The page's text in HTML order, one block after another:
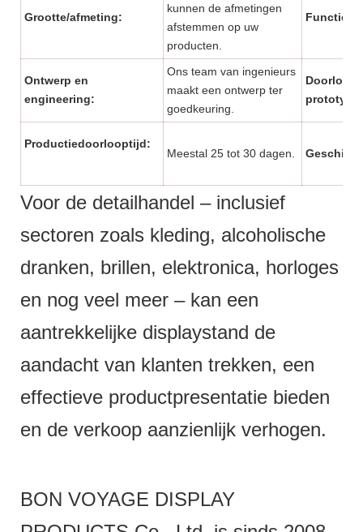
Grootte/afmeting:
kunnen de afmetingen
afstemmen op uw
producten.
Functie:
Ontwerp en
engineering:
Ons team van ingenieurs
maakt een ontwerp ter
goedkeuring.
prototype:
Productiedoorlooptijd:
Meestal 25 tot 30 dagen. Geschikt
Voor de detailhandel – inclusief
sectoren zoals kleding, alcoholische
dranken, brillen, elektronica, horloges
en nog veel meer – kan een
aantrekkelijke displaystand de
aandacht van klanten trekken, een
effectieve productpresentatie bieden
en de verkoop aanzienlijk verhogen.
BON VOYAGE DISPLAY